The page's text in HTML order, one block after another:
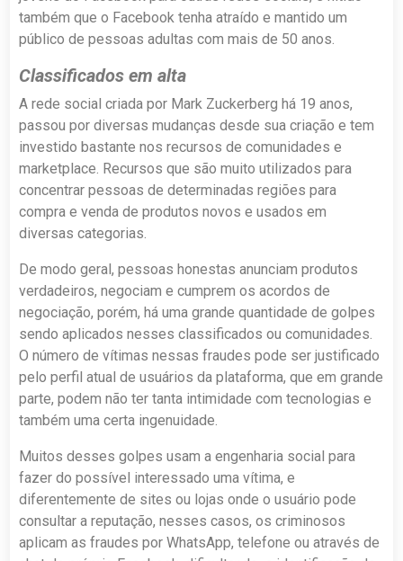
também que o Facebook tenha atraído e mantido um
público de pessoas adultas com mais de 50 anos.
Classificados em alta
A rede social criada por Mark Zuckerberg há 19 anos,
passou por diversas mudanças desde sua criação e tem
investido bastante nos recursos de comunidades e
marketplace. Recursos que são muito utilizados para
concentrar pessoas de determinadas regiões para
compra e venda de produtos novos e usados em
diversas categorias.
De modo geral, pessoas honestas anunciam produtos
verdadeiros, negociam e cumprem os acordos de
negociação, porém, há uma grande quantidade de golpes
sendo aplicados nesses classificados ou comunidades.
O número de vítimas nessas fraudes pode ser justificado
pelo perfil atual de usuários da plataforma, que em grande
parte, podem não ter tanta intimidade com tecnologias e
também uma certa ingenuidade.
Muitos desses golpes usam a engenharia social para
fazer do possível interessado uma vítima, e
diferentemente de sites ou lojas onde o usuário pode
consultar a reputação, nesses casos, os criminosos
aplicam as fraudes por WhatsApp, telefone ou através de